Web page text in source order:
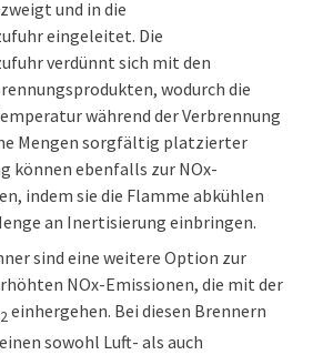
und in die
eingeleitet. Die
verdünnt sich mit den
wodurch die
während der Verbrennung
Mengen sorgfältig platzierter
können ebenfalls zur NOx-
indem sie die Flamme abkühlen
an Inertisierung einbringen.
sind eine weitere Option zur
NOx-Emissionen, die mit der
einhergehen. Bei diesen Brennern
sowohl Luft- als auch